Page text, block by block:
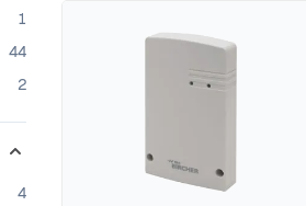
1
44products available
2products available
4products available